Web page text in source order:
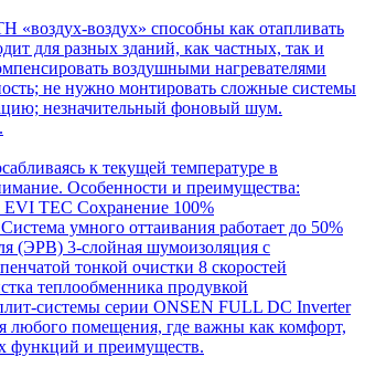
«воздух-воздух» способны как отапливать
для разных зданий, как частных, так и
воздушными нагревателями
не нужно монтировать сложные системы
незначительный фоновый шум.
к текущей температуре в
Особенности и преимущества:
EVI TEC Сохранение 100%
умного оттаивания работает до 50%
(ЭРВ) 3-слойная шумоизоляция с
тонкой очистки 8 скоростей
теплообменника продувкой
системы серии ONSEN FULL DC Inverter
любого помещения, где важны как комфорт,
функций и преимуществ.